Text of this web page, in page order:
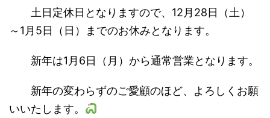
土日定休日となりますので、12月28日（土）
～1月5日（日）までのお休みとなります。
新年は1月6日（月）から通常営業となります。
新年の変わらずのご愛顧のほど、よろしくお願
いいたします。